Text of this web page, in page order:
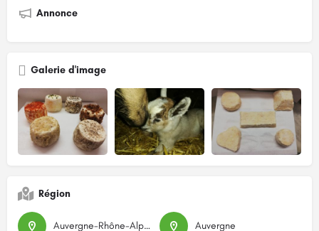
Annonce
Galerie d'image
Région
Auvergne-Rhône-Alpes Auvergne